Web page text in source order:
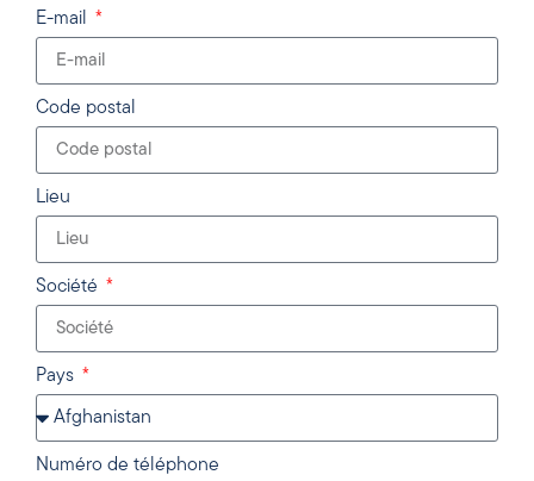
E-mail
Code postal
Lieu
Société
Pays
Numéro de téléphone